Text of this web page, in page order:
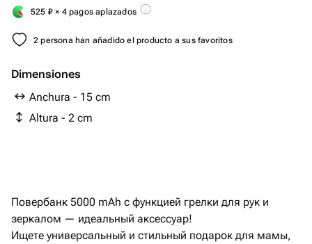
525 ₽ × 4 pagos aplazados
2 persona han añadido el producto a sus favoritos
Dimensiones
Anchura - 15 cm
Altura - 2 cm
Повербанк 5000 mAh с функцией грелки для рук и
зеркалом — идеальный аксессуар!
Ищете универсальный и стильный подарок для мамы,